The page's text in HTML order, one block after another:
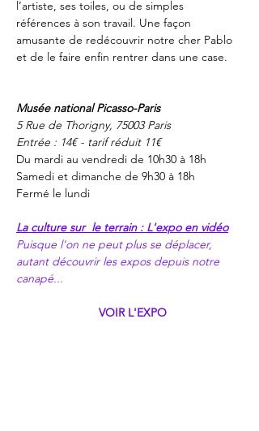
l’artiste, ses toiles, ou de simples
références à son travail. Une façon
amusante de redécouvrir notre cher Pablo
et de le faire enfin rentrer dans une case.
Musée national Picasso-Paris
5 Rue de Thorigny, 75003 Paris
Entrée : 14€ - tarif réduit 11€
Du mardi au vendredi de 10h30 à 18h
Samedi et dimanche de 9h30 à 18h
Fermé le lundi
La culture sur  le terrain : L'expo en vidéo
Puisque l'on ne peut plus se déplacer,
autant découvrir les expos depuis notre
canapé...
VOIR L'EXPO